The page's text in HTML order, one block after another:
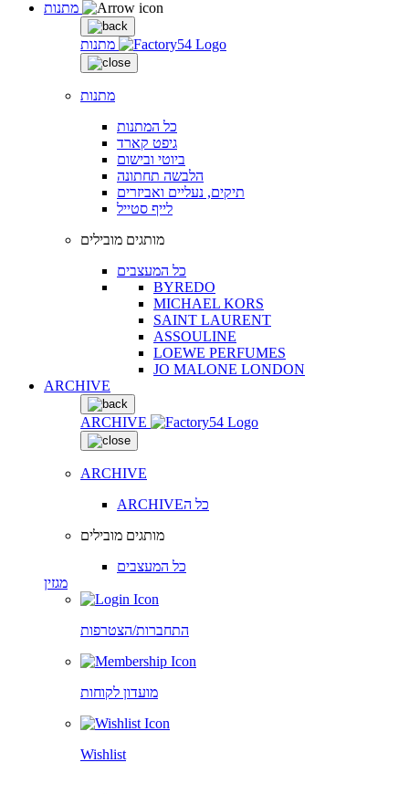
מתנות
מתנות
כל המתנות
גיפט קארד
ביוטי ובישום
הלבשה תחתונה
תיקים, נעליים ואביזרים
לייף סטייל
מותגים מובילים
כל המעצבים
BYREDO
MICHAEL KORS
SAINT LAURENT
ASSOULINE
LOEWE PERFUMES
JO MALONE LONDON
ARCHIVE
ARCHIVE
ARCHIVE
ARCHIVEכל ה
מותגים מובילים
כל המעצבים
מגזין
התחברות/הצטרפות
מועדון לקוחות
Wishlist